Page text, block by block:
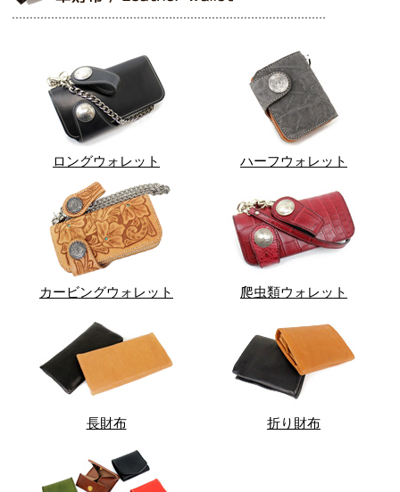
ロングウォレット ハーフウォレット
カービングウォレット 爬虫類ウォレット
長財布 折り財布